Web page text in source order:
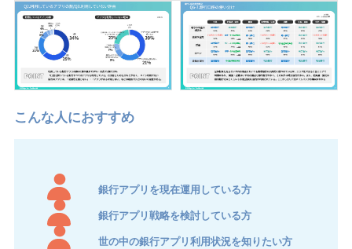
銀行アプリを現在運用している方
銀行アプリ戦略を検討している方
世の中の銀行アプリ利用状況を知りたい方